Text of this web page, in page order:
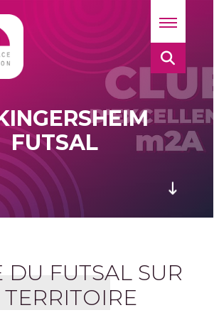
FUTSAL
DU FUTSAL SUR
TERRITOIRE